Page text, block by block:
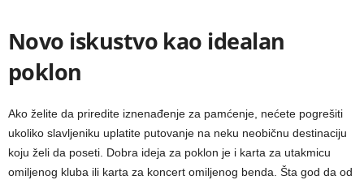
Novo iskustvo kao idealan
poklon
Ako želite da priredite iznenađenje za pamćenje, nećete pogrešiti
ukoliko slavljeniku uplatite putovanje na neku neobičnu destinaciju
koju želi da poseti. Dobra ideja za poklon je i karta za utakmicu
omiljenog kluba ili karta za koncert omiljenog benda. Šta god da od